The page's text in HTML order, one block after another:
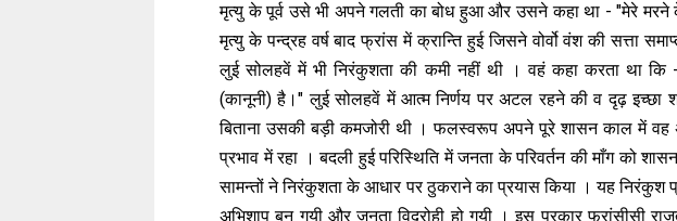
मृत्यु के पूर्व उसे भी अपने गलती का बोध हुआ और उसने कहा था - "मेरे
मृत्यु के पन्द्रह वर्ष बाद फ्रांस में क्रान्ति हुई जिसने वोर्वो वंश की सत्ता
लुई सोलहवें में भी निरंकुशता की कमी नहीं थी । वहं कहा करता था
(कानूनी) है।" लुई सोलहवें में आत्म निर्णय पर अटल रहने की व दृढ़ इच्छा
बिताना उसकी बड़ी कमजोरी थी । फलस्वरूप अपने पूरे शासन काल में वह
प्रभाव में रहा । बदली हुई परिस्थिति में जनता के परिवर्तन की माँग को
सामन्तों ने निरंकुशता के आधार पर ठुकराने का प्रयास किया । यह निरंकुश
अभिशाप बन गयी और जनता विद्रोही हो गयी । इस प्रकार फ्रांसीसी